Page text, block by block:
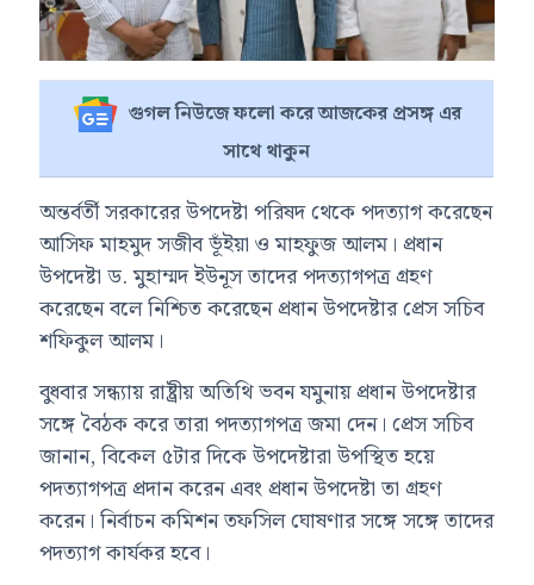
গুগল নিউজে ফলো করে আজকের প্রসঙ্গ এর
সাথে থাকুন
অন্তর্বর্তী সরকারের উপদেষ্টা পরিষদ থেকে পদত্যাগ করেছেন
আসিফ মাহমুদ সজীব ভূঁইয়া ও মাহফুজ আলম। প্রধান
উপদেষ্টা ড. মুহাম্মদ ইউনূস তাদের পদত্যাগপত্র গ্রহণ
করেছেন বলে নিশ্চিত করেছেন প্রধান উপদেষ্টার প্রেস সচিব
শফিকুল আলম।
বুধবার সন্ধ্যায় রাষ্ট্রীয় অতিথি ভবন যমুনায় প্রধান উপদেষ্টার
সঙ্গে বৈঠক করে তারা পদত্যাগপত্র জমা দেন। প্রেস সচিব
জানান, বিকেল ৫টার দিকে উপদেষ্টারা উপস্থিত হয়ে
পদত্যাগপত্র প্রদান করেন এবং প্রধান উপদেষ্টা তা গ্রহণ
করেন। নির্বাচন কমিশন তফসিল ঘোষণার সঙ্গে সঙ্গে তাদের
পদত্যাগ কার্যকর হবে।